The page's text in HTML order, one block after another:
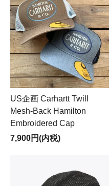
US企画 Carhartt Twill
Mesh-Back Hamilton
Embroidered Cap
7,900円(内税)